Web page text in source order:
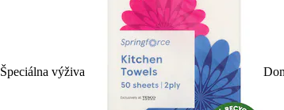
Špeciálna výživa